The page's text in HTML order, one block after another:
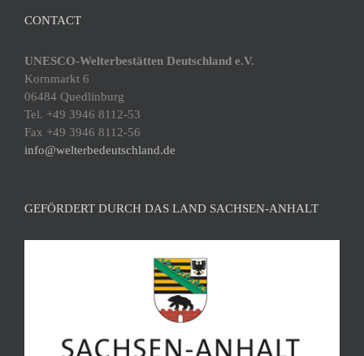
CONTACT
UNESCO-Welterbestätten Deutschland e.V.
Kornmarkt 6
06484 Quedlinburg
Tel. +49 3946 8112-53
Fax +49 3946 8112-56
info@welterbedeutschland.de
GEFÖRDERT DURCH DAS LAND SACHSEN-ANHALT